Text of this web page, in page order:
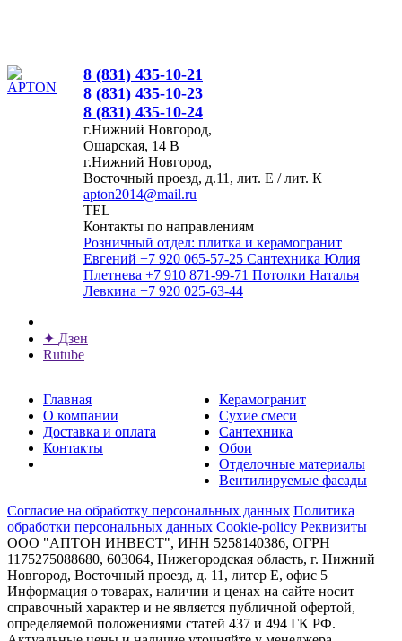
8 (831) 435-10-21
8 (831) 435-10-23
8 (831) 435-10-24
г.Нижний Новгород,
Ошарская, 14 В
г.Нижний Новгород,
Восточный проезд, д.11, лит. Е / лит. К
apton2014@mail.ru
TEL
Контакты по направлениям
Розничный отдел: плитка и керамогранит
Евгений +7 920 065-57-25 Сантехника Юлия
Плетнева +7 910 871-99-71 Потолки Наталья
Левкина +7 920 025-63-44
✦ Дзен
Rutube
Главная
О компании
Доставка и оплата
Контакты
Керамогранит
Сухие смеси
Сантехника
Обои
Отделочные материалы
Вентилируемые фасады
Согласие на обработку персональных данных Политика
обработки персональных данных Cookie-policy Реквизиты
ООО "АПТОН ИНВЕСТ", ИНН 5258140386, ОГРН
1175275088680, 603064, Нижегородская область, г. Нижний
Новгород, Восточный проезд, д. 11, литер Е, офис 5
Информация о товарах, наличии и ценах на сайте носит
справочный характер и не является публичной офертой,
определяемой положениями статей 437 и 494 ГК РФ.